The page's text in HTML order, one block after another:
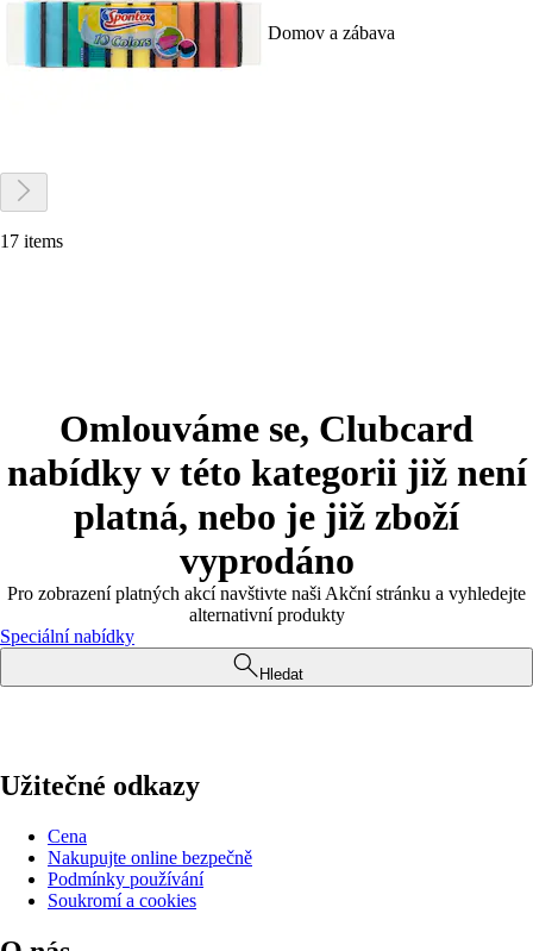
Domov a zábava
17 items
Omlouváme se, Clubcard
nabídky v této kategorii již není
platná, nebo je již zboží
vyprodáno
Pro zobrazení platných akcí navštivte naši Akční stránku a vyhledejte
alternativní produkty
Speciální nabídky
Hledat
Užitečné odkazy
Cena
Nakupujte online bezpečně
Podmínky používání
Soukromí a cookies